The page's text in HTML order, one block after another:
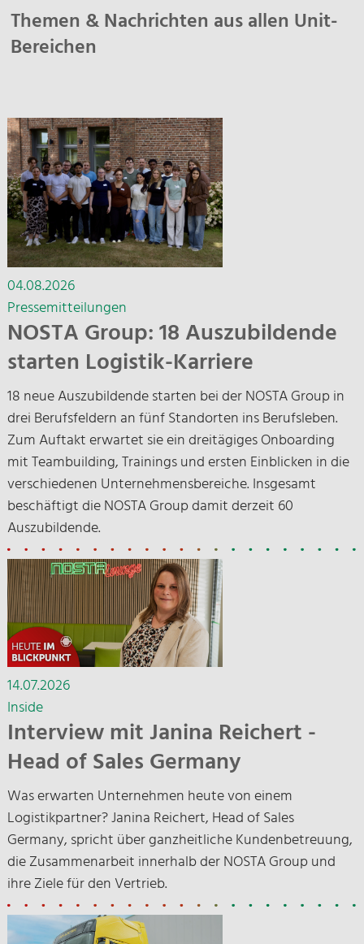
Themen & Nachrichten aus allen Unit-
Bereichen
04.08.2026
Pressemitteilungen
NOSTA Group: 18 Auszubildende
starten Logistik-Karriere
18 neue Auszubildende starten bei der NOSTA Group in
drei Berufsfeldern an fünf Standorten ins Berufsleben.
Zum Auftakt erwartet sie ein dreitägiges Onboarding
mit Teambuilding, Trainings und ersten Einblicken in die
verschiedenen Unternehmensbereiche. Insgesamt
beschäftigt die NOSTA Group damit derzeit 60
Auszubildende.
14.07.2026
Inside
Interview mit Janina Reichert -
Head of Sales Germany
Was erwarten Unternehmen heute von einem
Logistikpartner? Janina Reichert, Head of Sales
Germany, spricht über ganzheitliche Kundenbetreuung,
die Zusammenarbeit innerhalb der NOSTA Group und
ihre Ziele für den Vertrieb.